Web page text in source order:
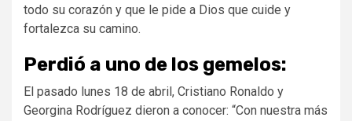
todo su corazón y que le pide a Dios que cuide y
fortalezca su camino.
Perdió a uno de los gemelos:
El pasado lunes 18 de abril, Cristiano Ronaldo y
Georgina Rodríguez dieron a conocer: “Con nuestra más